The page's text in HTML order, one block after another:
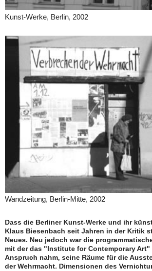
Kunst-Werke, Berlin, 2002
Wandzeitung, Berlin-Mitte, 2002
Dass die Berliner Kunst-Werke und ihr
Klaus Biesenbach seit Jahren in der Kritik
Neues. Neu jedoch war die
mit der das "Institute for Contemporary
Anspruch nahm, seine Räume für die
der Wehrmacht. Dimensionen des